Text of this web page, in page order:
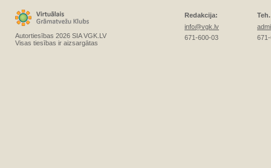
Autortiesības 2026 SIA VGK.LV
Visas tiesības ir aizsargātas
Redakcija:
info@vgk.lv
671-600-03